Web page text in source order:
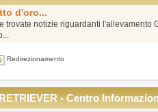
d'oro...
trovate notizie riguardanti
Redirezionamento
- Centro